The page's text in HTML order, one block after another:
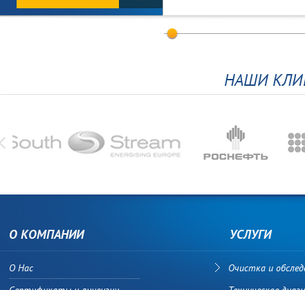
Морской нефтегазовой
НАШИ
О КОМПАНИИ УСЛУГИ
О Нас
Очистка и